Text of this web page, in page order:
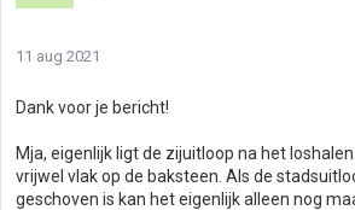
11 aug 2021
Dank voor je bericht!
Mja, eigenlijk ligt de zijuitloop na het
vrijwel vlak op de baksteen. Als de
geschoven is kan het eigenlijk alleen nog